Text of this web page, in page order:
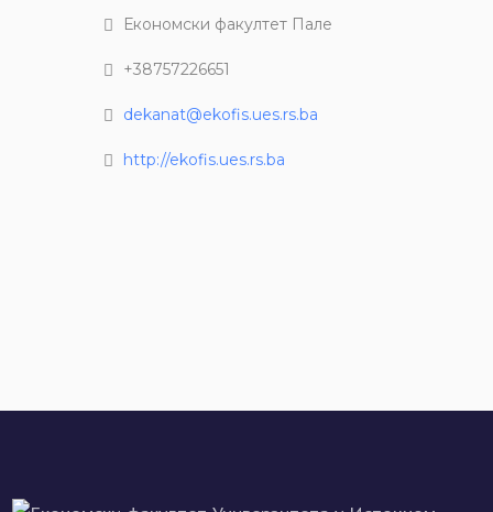
Економски факултет Пале
+38757226651
dekanat@ekofis.ues.rs.ba
http://ekofis.ues.rs.ba